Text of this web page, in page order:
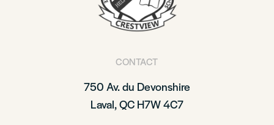
CONTACT
750 Av. du Devonshire
Laval, QC H7W 4C7